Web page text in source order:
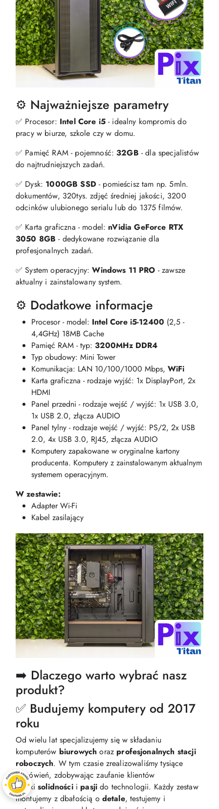
⚙️ Najważniejsze parametry
✅ Procesor: Intel Core i5 - idealny kompromis do
pracy w biurze, szkole czy w domu.
✅ Pamięć RAM - pojemność:32GB - dla specjalistów
do najtrudniejszych zadań.
✅ Dysk: 1000GB SSD- pomieścisz tam np. 5mln.
dokumentów, 320tys. zdjęć średniej jakości, 3200
odcinków ulubionego serialu lub do 1375 filmów.
✅ Karta graficzna - model: nVidia GeForce RTX
3050 8GB- dedykowane rozwiązanie dla
profesjonalnych zadań.
✅ System operacyjny:Windows 11 PRO - zawsze
aktualny i zainstalowany system.
⚙️ Dodatkowe informacje
Procesor - model: Intel Core i5-12400 (2,5 -
4,4GHz) 18MB Cache
Pamięć RAM - typ: 3200MHz DDR4
Typ obudowy: Mini Tower
Komunikacja: LAN 10/100/1000 Mbps, WiFi
Karta graficzna - rodzaje wyjść: 1x DisplayPort, 2x
HDMI
Panel przedni - rodzaje wejść / wyjść: 1x USB 3.0,
1x USB 2.0, złącza AUDIO
Panel tylny - rodzaje wejść / wyjść: PS/2, 2x USB
2.0, 4x USB 3.0, RJ45, złącza AUDIO
Komputery zapakowane w oryginalne kartony
producenta. Komputery z zainstalowanym aktualnym
systemem operacyjnym.
W zestawie:
Adapter Wi-Fi
Kabel zasilający
➡️ Dlaczego warto wybrać nasz
produkt?
✅ Budujemy komputery od 2017
roku
Od wielu lat specjalizujemy się w składaniu
komputerów biurowych oraz profesjonalnych stacji
roboczych. W tym czasie zrealizowaliśmy tysiące
zamówień, zdobywając zaufanie klientów
dziękisolidnościi pasji do technologii. Każdy zestaw
montujemy z dbałością o detale, testujemy i